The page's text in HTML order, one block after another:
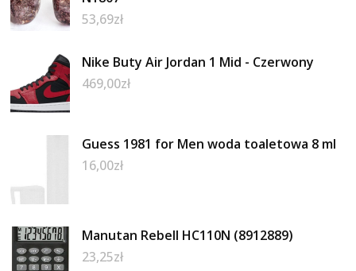
53,69zł
Nike Buty Air Jordan 1 Mid - Czerwony
469,00zł
Guess 1981 for Men woda toaletowa 8 ml
16,00zł
Manutan Rebell HC110N (8912889)
23,25zł